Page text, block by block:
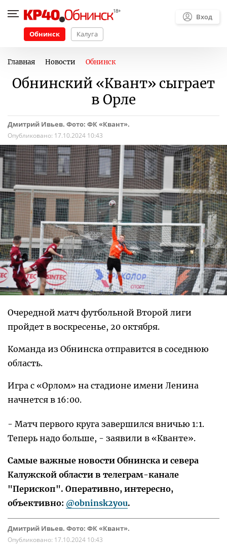
Обнинск Калуга
Вход
Главная Новости Обнинск
Обнинский «Квант» сыграет
в Орле
Дмитрий Ивьев. Фото: ФК «Квант».
Опубликовано: 17.10.2024 10:43
Очередной матч футбольной Второй лиги
пройдет в воскресенье, 20 октября.
Команда из Обнинска отправится в соседнюю
область.
Игра с «Орлом» на стадионе имени Ленина
начнется в 16:00.
- Матч первого круга завершился вничью 1:1.
Теперь надо больше, - заявили в «Кванте».
Самые важные новости Обнинска и севера
Калужской области в телеграм-канале
"Перископ". Оперативно, интересно,
объективно: @obninsk2you.
Дмитрий Ивьев. Фото: ФК «Квант».
Опубликовано: 17.10.2024 10:43